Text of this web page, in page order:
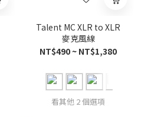
Talent MC XLR to XLR
麥克風線
NT$490 ~ NT$1,380
看其他 2 個選項